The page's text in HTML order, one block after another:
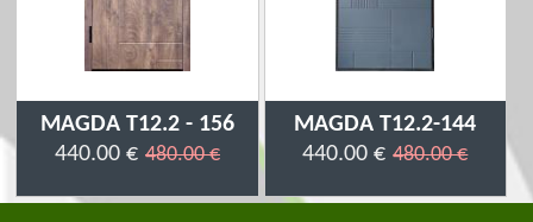
MAGDA T12.2 - 156
440.00 € 480.00 €
MAGDA T12.2-144
440.00 € 480.00 €